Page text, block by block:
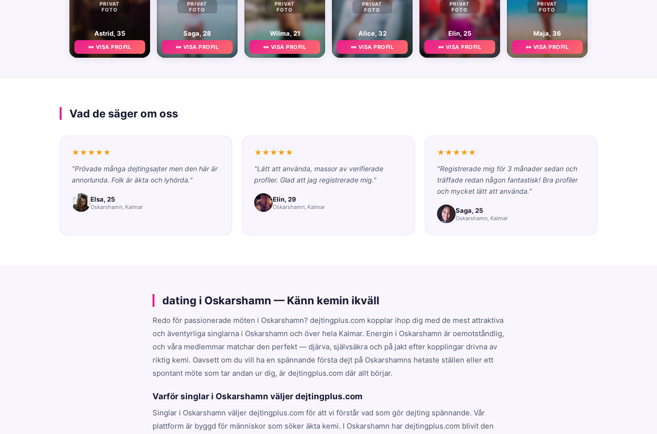
PRIVAT
FOTO
Astrid, 35
👀 VISA PROFIL
PRIVAT
FOTO
Saga, 28
👀 VISA PROFIL
PRIVAT
FOTO
Wilma, 21
👀 VISA PROFIL
PRIVAT
FOTO
Alice, 32
👀 VISA PROFIL
PRIVAT
FOTO
Elin, 25
👀 VISA PROFIL
PRIVAT
FOTO
Maja, 36
👀 VISA PROFIL
Vad de säger om oss
★★★★★
"Prövade många dejtingsajter men den här är
annorlunda. Folk är äkta och lyhörda."
Elsa, 25
Oskarshamn, Kalmar
★★★★★
"Lätt att använda, massor av verifierade
profiler. Glad att jag registrerade mig."
Elin, 29
Oskarshamn, Kalmar
★★★★★
"Registrerade mig för 3 månader sedan och
träffade redan någon fantastisk! Bra profiler
och mycket lätt att använda."
Saga, 25
Oskarshamn, Kalmar
dating i Oskarshamn — Känn kemin ikväll
Redo för passionerade möten i Oskarshamn? dejtingplus.com kopplar ihop dig med de mest attraktiva
och äventyrliga singlarna i Oskarshamn och över hela Kalmar. Energin i Oskarshamn är oemotståndlig,
och våra medlemmar matchar den perfekt — djärva, självsäkra och på jakt efter kopplingar drivna av
riktig kemi. Oavsett om du vill ha en spännande första dejt på Oskarshamns hetaste ställen eller ett
spontant möte som tar andan ur dig, är dejtingplus.com där allt börjar.
Varför singlar i Oskarshamn väljer dejtingplus.com
Singlar i Oskarshamn väljer dejtingplus.com för att vi förstår vad som gör dejting spännande. Vår
plattform är byggd för människor som söker äkta kemi. I Oskarshamn har dejtingplus.com blivit den